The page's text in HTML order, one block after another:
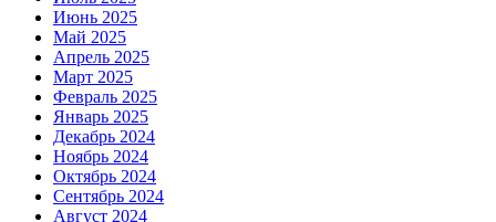
Июнь 2025
Май 2025
Апрель 2025
Март 2025
Февраль 2025
Январь 2025
Декабрь 2024
Ноябрь 2024
Октябрь 2024
Сентябрь 2024
Август 2024